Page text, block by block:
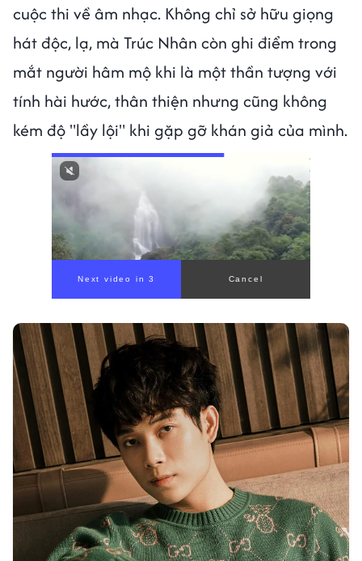
cuộc thi về âm nhạc. Không chỉ sở hữu giọng
hát độc, lạ, mà Trúc Nhân còn ghi điểm trong
mắt người hâm mộ khi là một thần tượng với
tính hài hước, thân thiện nhưng cũng không
kém độ "lầy lội" khi gặp gỡ khán giả của mình.